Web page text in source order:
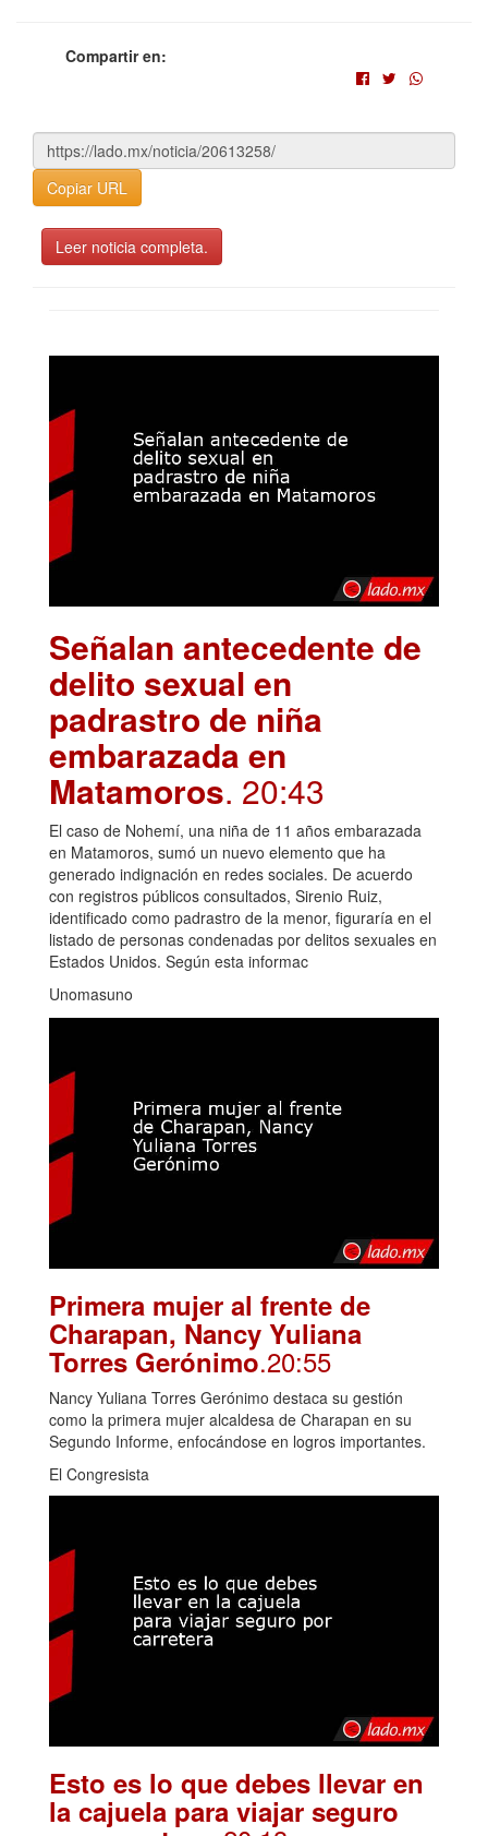
Compartir en:
Copiar URL
Leer noticia completa.
Señalan antecedente de
delito sexual en
padrastro de niña
embarazada en
Matamoros. 20:43
El caso de Nohemí, una niña de 11 años embarazada
en Matamoros, sumó un nuevo elemento que ha
generado indignación en redes sociales. De acuerdo
con registros públicos consultados, Sirenio Ruiz,
identificado como padrastro de la menor, figuraría en el
listado de personas condenadas por delitos sexuales en
Estados Unidos. Según esta informac
Unomasuno
Primera mujer al frente de
Charapan, Nancy Yuliana
Torres Gerónimo.20:55
Nancy Yuliana Torres Gerónimo destaca su gestión
como la primera mujer alcaldesa de Charapan en su
Segundo Informe, enfocándose en logros importantes.
El Congresista
Esto es lo que debes llevar en
la cajuela para viajar seguro